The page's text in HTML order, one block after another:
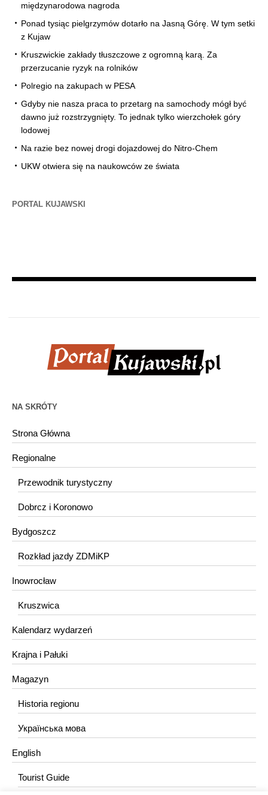
międzynarodowa nagroda
Ponad tysiąc pielgrzymów dotarło na Jasną Górę. W tym setki
z Kujaw
Kruszwickie zakłady tłuszczowe z ogromną karą. Za
przerzucanie ryzyk na rolników
Polregio na zakupach w PESA
Gdyby nie nasza praca to przetarg na samochody mógł być
dawno już rozstrzygnięty. To jednak tylko wierzchołek góry
lodowej
Na razie bez nowej drogi dojazdowej do Nitro-Chem
UKW otwiera się na naukowców ze świata
PORTAL KUJAWSKI
NA SKRÓTY
Strona Główna
Regionalne
Przewodnik turystyczny
Dobrcz i Koronowo
Bydgoszcz
Rozkład jazdy ZDMiKP
Inowrocław
Kruszwica
Kalendarz wydarzeń
Krajna i Pałuki
Magazyn
Historia regionu
Українська мова
English
Tourist Guide